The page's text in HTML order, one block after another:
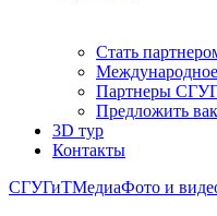
Стать
Международное
Партнеры
Предложить
3D тур
Контакты
СГУГиТМедиаФото и